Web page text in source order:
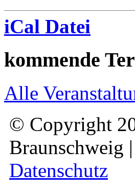
iCal Datei
kommende
Alle
© Copyright
Braunschweig
Datenschutz